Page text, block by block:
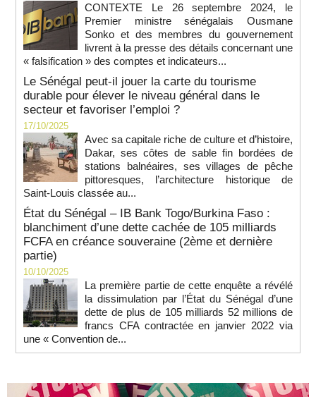
CONTEXTE Le 26 septembre 2024, le
Premier ministre sénégalais Ousmane
Sonko et des membres du gouvernement
livrent à la presse des détails concernant une
« falsification » des comptes et indicateurs...
Le Sénégal peut-il jouer la carte du tourisme
durable pour élever le niveau général dans le
secteur et favoriser l’emploi ?
17/10/2025
Avec sa capitale riche de culture et d’histoire,
Dakar, ses côtes de sable fin bordées de
stations balnéaires, ses villages de pêche
pittoresques, l’architecture historique de
Saint-Louis classée au...
État du Sénégal – IB Bank Togo/Burkina Faso :
blanchiment d’une dette cachée de 105 milliards
FCFA en créance souveraine (2ème et dernière
partie)
10/10/2025
La première partie de cette enquête a révélé
la dissimulation par l’État du Sénégal d’une
dette de plus de 105 milliards 52 millions de
francs CFA contractée en janvier 2022 via
une « Convention de...